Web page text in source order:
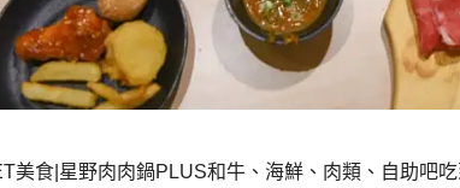
美食|星野肉肉鍋PLUS和牛、海鮮、肉類、自助吧